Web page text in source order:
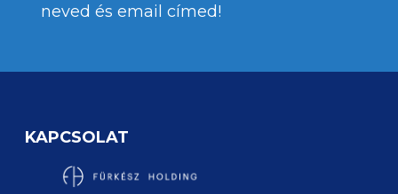
neved és email címed!
KAPCSOLAT